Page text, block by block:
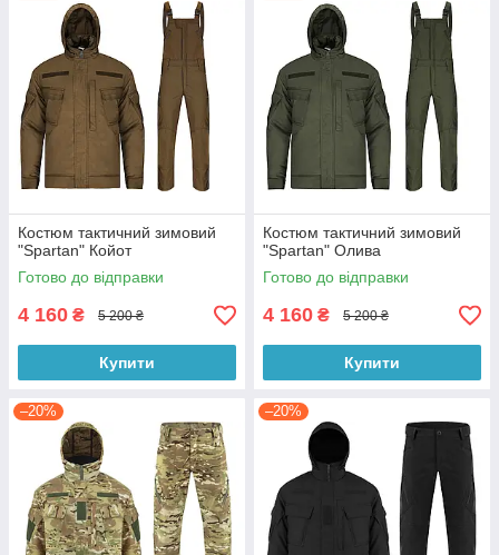
Костюм тактичний зимовий
"Spartan" Койот
Готово до відправки
4 160 ₴ 5 200 ₴
Купити
Костюм тактичний зимовий
"Spartan" Олива
Готово до відправки
4 160 ₴ 5 200 ₴
Купити
–20% –20%